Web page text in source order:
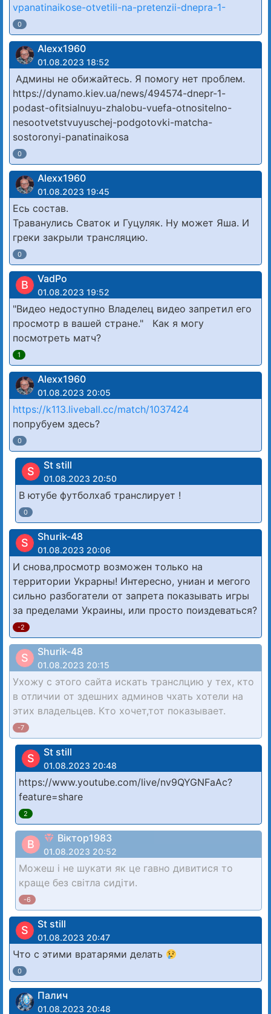
vpanatinaikose-otvetili-na-pretenzii-dnepra-1-
0
Alexx1960
01.08.2023 18:52
Админы не обижайтесь. Я помогу нет проблем.
https://dynamo.kiev.ua/news/494574-dnepr-1-
podast-ofitsialnuyu-zhalobu-vuefa-otnositelno-
nesootvetstvuyuschej-podgotovki-matcha-
sostoronyi-panatinaikosa
0
Alexx1960
01.08.2023 19:45
Есь состав.
Траванулись Сваток и Гуцуляк. Ну может Яша. И
греки закрыли трансляцию.
0
В VadPo
01.08.2023 19:52
"Видео недоступно Владелец видео запретил его
просмотр в вашей стране." Как я могу
посмотреть матч?
1
Alexx1960
01.08.2023 20:05
https://k113.liveball.cc/match/1037424
попрубуем здесь?
0
S St still
01.08.2023 20:50
В ютубе футболхаб транслирует !
0
S Shurik-48
01.08.2023 20:06
И снова,просмотр возможен только на
территории Украрны! Интересно, униан и мегого
сильно разбогатели от запрета показывать игры
за пределами Украины, или просто поиздеваться?
-2
S Shurik-48
01.08.2023 20:15
Ухожу с этого сайта искать транслцию у тех, кто
в отличии от здешних админов чхать хотели на
этих владельцев. Кто хочет,тот показывает.
-7
S St still
01.08.2023 20:48
https://www.youtube.com/live/nv9QYGNFaAc?
feature=share
2
В Віктор1983
01.08.2023 20:52
Можеш і не шукати як це гавно дивитися то
краще без світла сидіти.
-6
S St still
01.08.2023 20:47
Что с этими вратарями делать
0
Палич
01.08.2023 20:48